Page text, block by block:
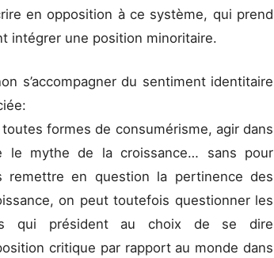
en opposition à ce système, qui prend
intégrer une position minoritaire.
s’accompagner du sentiment identitaire
formes de consumérisme, agir dans
le mythe de la croissance… sans pour
remettre en question la pertinence des
on peut toutefois questionner les
qui président au choix de se dire
critique par rapport au monde dans